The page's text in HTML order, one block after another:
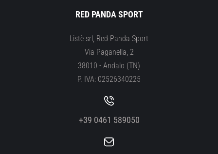
RED PANDA SPORT
Listè srl, Red Panda Sport
Via Paganella, 2
38010 - Andalo (TN)
P. IVA: 02526340225
+39 0461 589050